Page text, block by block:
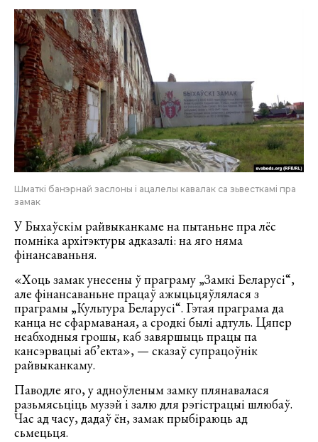
Шматкі банэрнай заслоны і ацалелы кавалак са зьвесткамі пра
замак
У Быхаўскім райвыканкаме на пытаньне пра лёс
помніка архітэктуры адказалі: на яго няма
фінансаваньня.
«Хоць замак унесены ў праграму „Замкі Беларусі“,
але фінансаваньне працаў ажыцьцяўлялася з
праграмы „Культура Беларусі“. Гэтая праграма да
канца не сфармаваная, а сродкі былі адтуль. Цяпер
неабходныя грошы, каб завяршыць працы па
кансэрвацыі аб’екта», — сказаў супрацоўнік
райвыканкаму.
Паводле яго, у адноўленым замку плянавалася
разьмясьціць музэй і залю для рэгістрацыі шлюбаў.
Час ад часу, дадаў ён, замак прыбіраюць ад
сьмецьця.